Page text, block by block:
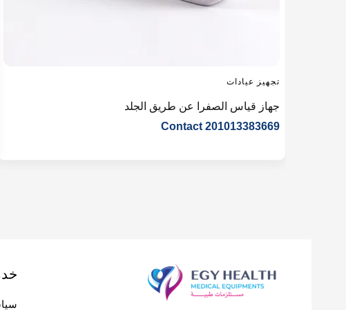
تجهيز عيادات
جهاز قياس الصفرا عن طريق الجلد
Contact 201013383669